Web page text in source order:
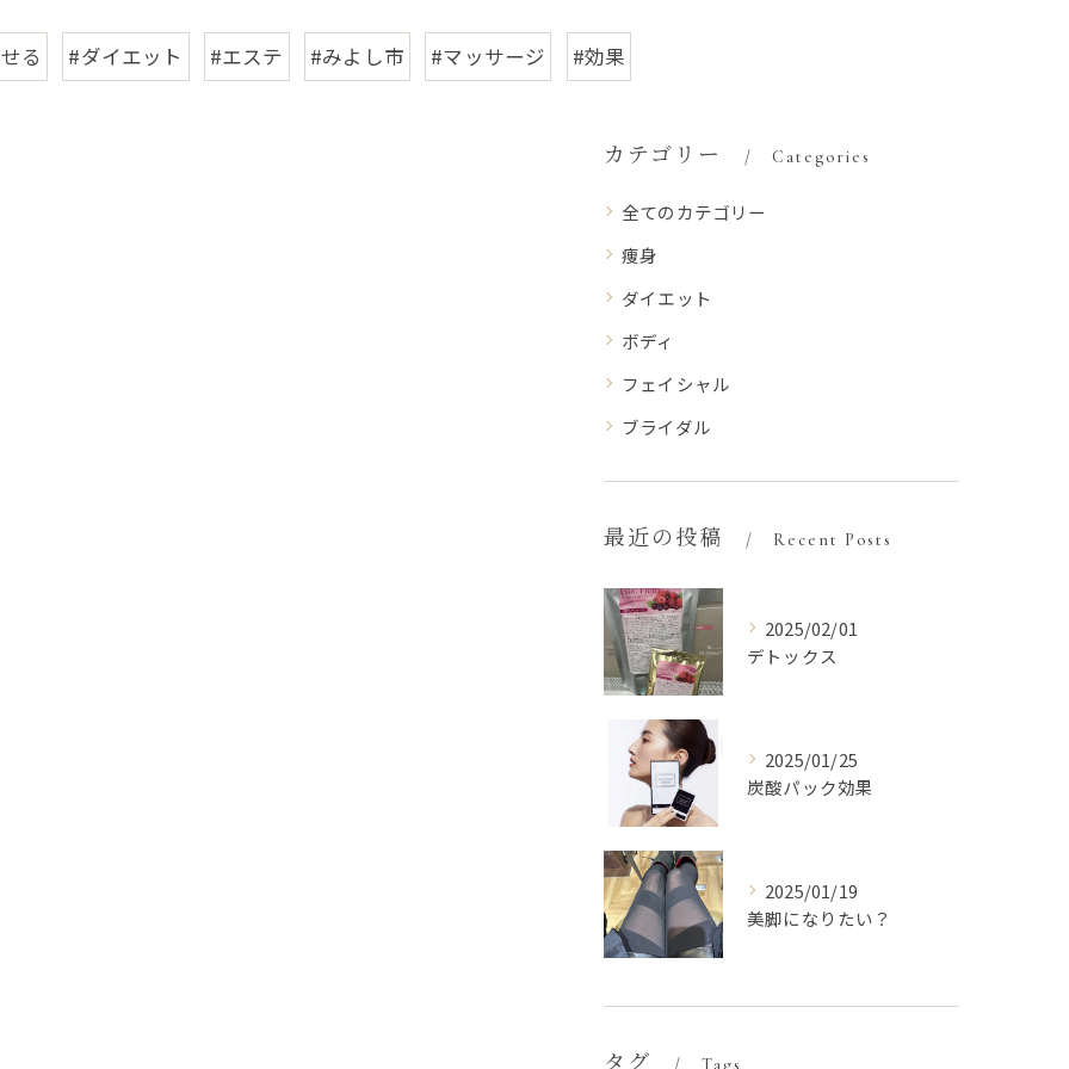
る #ダイエット #エステ #みよし市 #マッサージ #効果
カテゴリー Categories
全てのカテゴリー
痩身
ダイエット
ボディ
フェイシャル
ブライダル
最近の投稿 Recent Posts
2025/02/01
デトックス
2025/01/25
炭酸パック効果
2025/01/19
美脚になりたい？
タグ Tags